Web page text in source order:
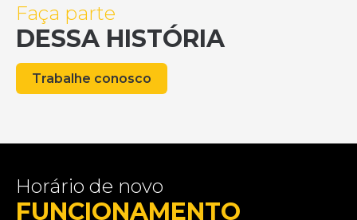
Faça parte
DESSA HISTÓRIA
Trabalhe conosco
Horário de novo
FUNCIONAMENTO